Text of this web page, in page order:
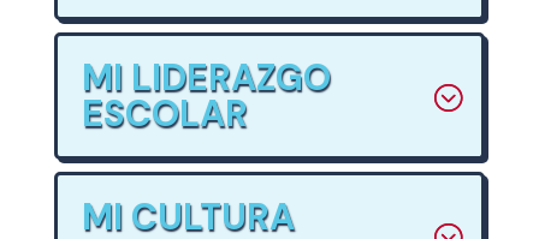
MI LIDERAZGO
ESCOLAR
MI CULTURA